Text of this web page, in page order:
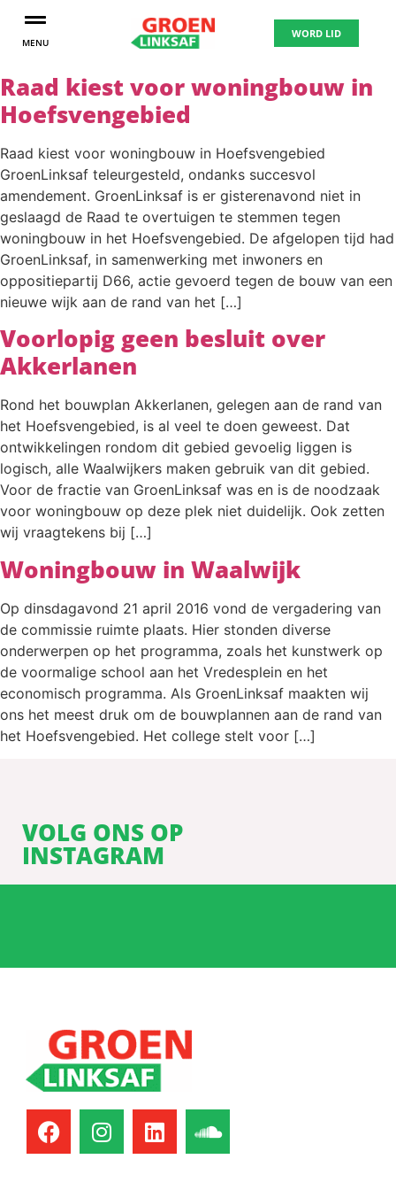
MENU
WORD LID
Raad kiest voor woningbouw in
Hoefsvengebied
Raad kiest voor woningbouw in Hoefsvengebied
GroenLinksaf teleurgesteld, ondanks succesvol
amendement. GroenLinksaf is er gisterenavond niet in
geslaagd de Raad te overtuigen te stemmen tegen
woningbouw in het Hoefsvengebied. De afgelopen tijd had
GroenLinksaf, in samenwerking met inwoners en
oppositiepartij D66, actie gevoerd tegen de bouw van een
nieuwe wijk aan de rand van het […]
Voorlopig geen besluit over
Akkerlanen
Rond het bouwplan Akkerlanen, gelegen aan de rand van
het Hoefsvengebied, is al veel te doen geweest. Dat
ontwikkelingen rondom dit gebied gevoelig liggen is
logisch, alle Waalwijkers maken gebruik van dit gebied.
Voor de fractie van GroenLinksaf was en is de noodzaak
voor woningbouw op deze plek niet duidelijk. Ook zetten
wij vraagtekens bij […]
Woningbouw in Waalwijk
Op dinsdagavond 21 april 2016 vond de vergadering van
de commissie ruimte plaats. Hier stonden diverse
onderwerpen op het programma, zoals het kunstwerk op
de voormalige school aan het Vredesplein en het
economisch programma. Als GroenLinksaf maakten wij
ons het meest druk om de bouwplannen aan de rand van
het Hoefsvengebied. Het college stelt voor […]
VOLG ONS OP
INSTAGRAM